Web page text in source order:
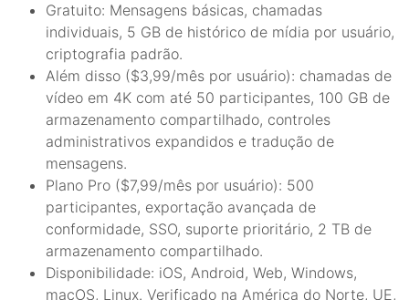
Gratuito: Mensagens básicas, chamadas
individuais, 5 GB de histórico de mídia por usuário,
criptografia padrão.
Além disso ($3,99/mês por usuário): chamadas de
vídeo em 4K com até 50 participantes, 100 GB de
armazenamento compartilhado, controles
administrativos expandidos e tradução de
mensagens.
Plano Pro ($7,99/mês por usuário): 500
participantes, exportação avançada de
conformidade, SSO, suporte prioritário, 2 TB de
armazenamento compartilhado.
Disponibilidade: iOS, Android, Web, Windows,
macOS, Linux. Verificado na América do Norte, UE,